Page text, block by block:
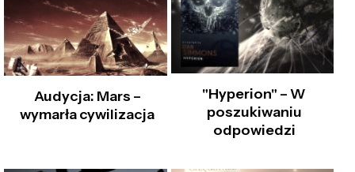
Audycja: Mars –
wymarła cywilizacja
"Hyperion" – W
poszukiwaniu
odpowiedzi